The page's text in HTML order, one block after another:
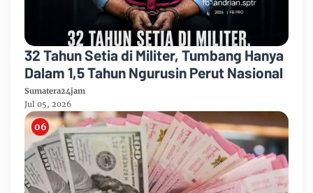
32 Tahun Setia di Militer, Tumbang Hanya
Dalam 1,5 Tahun Ngurusin Perut Nasional
Sumatera24jam
Jul 05, 2026